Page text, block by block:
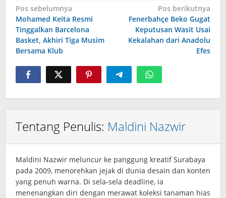
Navigasi
pos
Pos sebelumnya
Mohamed Keita Resmi
Tinggalkan Barcelona
Basket, Akhiri Tiga Musim
Bersama Klub
Pos berikutnya
Fenerbahçe Beko Gugat
Keputusan Wasit Usai
Kekalahan dari Anadolu
Efes
Tentang Penulis: Maldini Nazwir
Maldini Nazwir meluncur ke panggung kreatif Surabaya
pada 2009, menorehkan jejak di dunia desain dan konten
yang penuh warna. Di sela‑sela deadline, ia
menenangkan diri dengan merawat koleksi tanaman hias